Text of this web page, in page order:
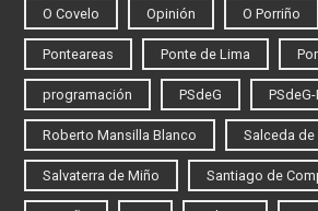
O Covelo Opinión O Porriño
Ponteareas Ponte de Lima
programación PSdeG PSdeG-
Roberto Mansilla Blanco Salceda de
Salvaterra de Miño Santiago de